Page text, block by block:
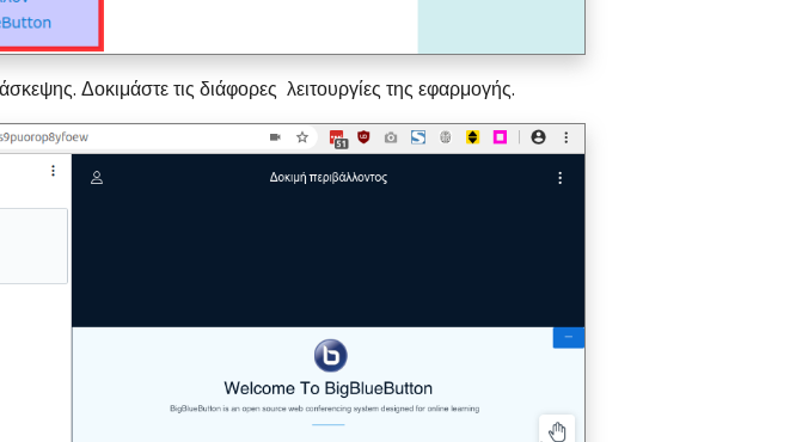
Δοκιμάστε τις διάφορες λειτουργίες της εφαρμογής.